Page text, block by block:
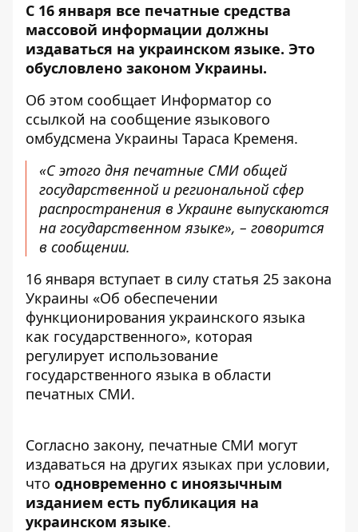
С 16 января все печатные средства
массовой информации должны
издаваться на украинском языке. Это
обусловлено законом Украины.
Об этом сообщает Информатор со
ссылкой на сообщение языкового
омбудсмена Украины Тараса Кременя.
«С этого дня печатные СМИ общей
государственной и региональной сфер
распространения в Украине выпускаются
на государственном языке», – говорится
в сообщении.
16 января вступает в силу статья 25 закона
Украины «Об обеспечении
функционирования украинского языка
как государственного», которая
регулирует использование
государственного языка в области
печатных СМИ.
Согласно закону, печатные СМИ могут
издаваться на других языках при условии,
что одновременно с иноязычным
изданием есть публикация на
украинском языке.